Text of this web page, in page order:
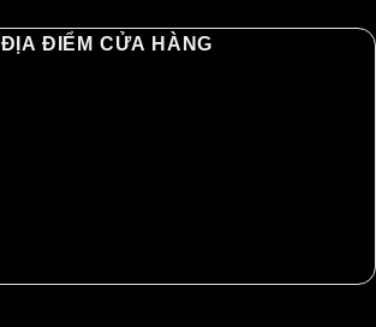
ĐỊA ĐIỂM CỬA HÀNG